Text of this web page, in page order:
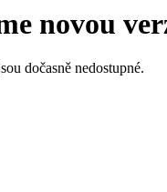
novou
dočasně nedostupné.